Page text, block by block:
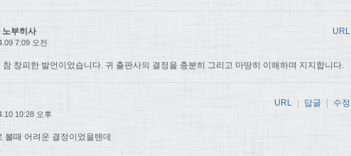
노부히사
7:09 오전
참 창피한 발언이었습니다. 귀 출판사의 결정을 충분히 그리고 마땅히 이해하며 지지합니다.
URL
10:28 오후
볼때 어려운 결정이었을텐데
URL | 답글 | 수정